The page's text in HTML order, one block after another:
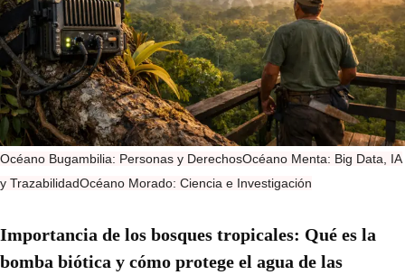
Océano Bugambilia: Personas y DerechosOcéano Menta: Big Data, IA
y TrazabilidadOcéano Morado: Ciencia e Investigación
Importancia de los bosques tropicales: Qué es la
bomba biótica y cómo protege el agua de las